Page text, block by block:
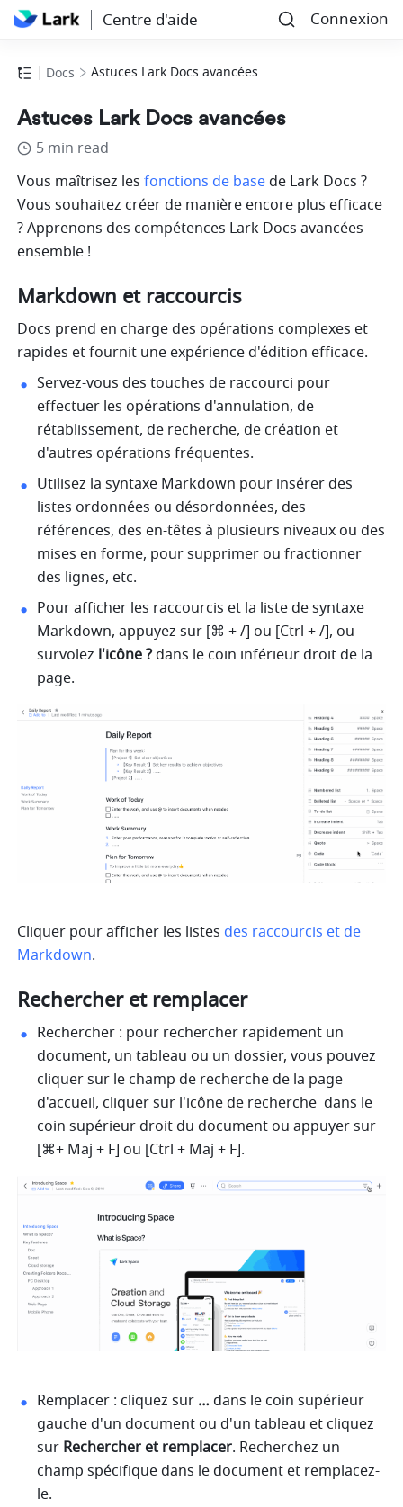
Centre d'aide Connexion
Docs Astuces Lark Docs avancées
Astuces Lark Docs avancées
5 min read
Vous maîtrisez les fonctions de base de Lark Docs ?
Vous souhaitez créer de manière encore plus efficace
? Apprenons des compétences Lark Docs avancées
ensemble !
Markdown et raccourcis
Docs prend en charge des opérations complexes et
rapides et fournit une expérience d'édition efficace.
Servez-vous des touches de raccourci pour
effectuer les opérations d'annulation, de
rétablissement, de recherche, de création et
d'autres opérations fréquentes.
Utilisez la syntaxe Markdown pour insérer des
listes ordonnées ou désordonnées, des
références, des en-têtes à plusieurs niveaux ou des
mises en forme, pour supprimer ou fractionner
des lignes, etc.
Pour afficher les raccourcis et la liste de syntaxe
Markdown, appuyez sur [⌘ + /] ou [Ctrl + /], ou
survolez l'icône ? dans le coin inférieur droit de la
page.
Cliquer pour afficher les listes des raccourcis et
Markdown.
Rechercher et remplacer
Rechercher : pour rechercher rapidement un
document, un tableau ou un dossier, vous pouvez
cliquer sur le champ de recherche de la page
d'accueil, cliquer sur l'icône de recherche  dans le
coin supérieur droit du document ou appuyer sur
[⌘+ Maj + F] ou [Ctrl + Maj + F].
Remplacer : cliquez sur … dans le coin supérieur
gauche d'un document ou d'un tableau et cliquez
sur Rechercher et remplacer. Recherchez un
champ spécifique dans le document et remplacez-
le.